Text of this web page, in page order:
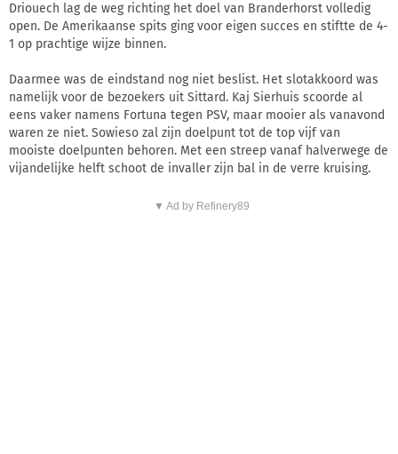
Driouech lag de weg richting het doel van Branderhorst volledig
open. De Amerikaanse spits ging voor eigen succes en stiftte de 4-
1 op prachtige wijze binnen.
Daarmee was de eindstand nog niet beslist. Het slotakkoord was
namelijk voor de bezoekers uit Sittard. Kaj Sierhuis scoorde al
eens vaker namens Fortuna tegen PSV, maar mooier als vanavond
waren ze niet. Sowieso zal zijn doelpunt tot de top vijf van
mooiste doelpunten behoren. Met een streep vanaf halverwege de
vijandelijke helft schoot de invaller zijn bal in de verre kruising.
▼ Ad by Refinery89